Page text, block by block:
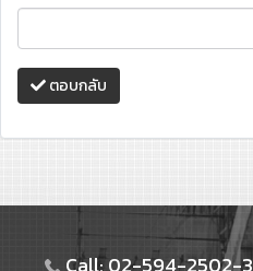
ตอบกลับ
Call: 02-594-2502-3